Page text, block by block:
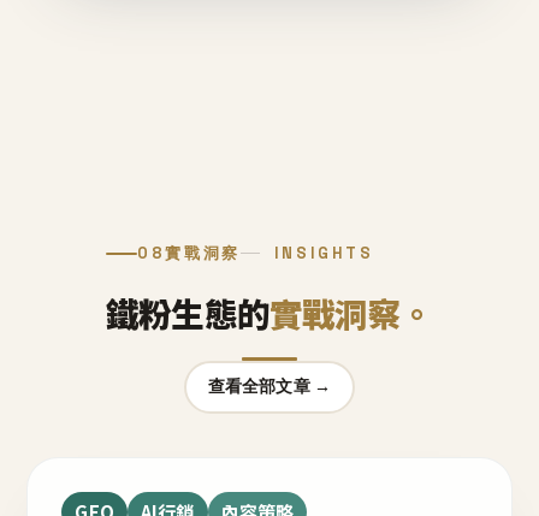
08實戰洞察 INSIGHTS
鐵粉生態的實戰洞察。
查看全部文章 →